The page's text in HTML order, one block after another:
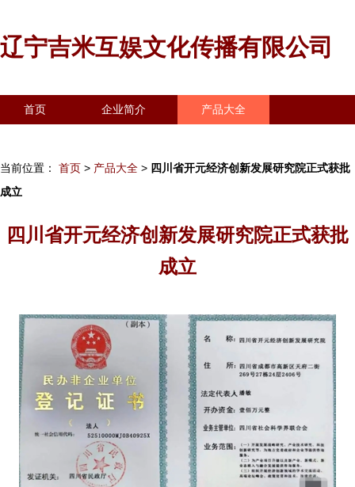
辽宁吉米互娱文化传播有限公司
首页 企业简介 产品大全
当前位置： 首页 > 产品大全 > 四川省开元经济创新发展研究院正式获批
成立
四川省开元经济创新发展研究院正式获批
成立